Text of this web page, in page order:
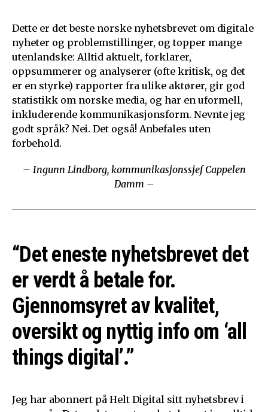
Dette er det beste norske nyhetsbrevet om digitale
nyheter og problemstillinger, og topper mange
utenlandske: Alltid aktuelt, forklarer,
oppsummerer og analyserer (ofte kritisk, og det
er en styrke) rapporter fra ulike aktører, gir god
statistikk om norske media, og har en uformell,
inkluderende kommunikasjonsform. Nevnte jeg
godt språk? Nei. Det også! Anbefales uten
forbehold.
– Ingunn Lindborg, kommunikasjonssjef Cappelen
Damm –
“Det eneste nyhetsbrevet det
er verdt å betale for.
Gjennomsyret av kvalitet,
oversikt og nyttig info om ‘all
things digital’.”
Jeg har abonnert på Helt Digital sitt nyhetsbrev i